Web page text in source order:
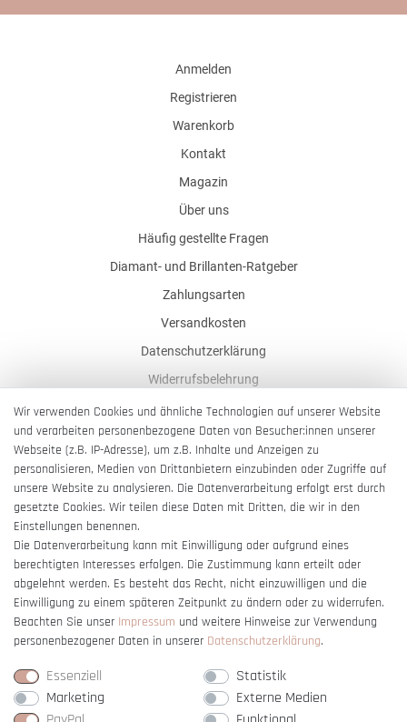
Anmelden
Registrieren
Warenkorb
Kontakt
Magazin
Über uns
Häufig gestellte Fragen
Diamant- und Brillanten-Ratgeber
Zahlungsarten
Versandkosten
Datenschutzerklärung
Widerrufsbelehrung
AGB
Impressum
Barrierefreiheitserklärung
Vertrag widerrufen
Wir verwenden Cookies und ähnliche Technologien auf unserer Website
und verarbeiten personenbezogene Daten von Besucher:innen unserer
Webseite (z.B. IP-Adresse), um z.B. Inhalte und Anzeigen zu
personalisieren, Medien von Drittanbietern einzubinden oder Zugriffe auf
unsere Website zu analysieren. Die Datenverarbeitung erfolgt erst durch
gesetzte Cookies. Wir teilen diese Daten mit Dritten, die wir in den
Einstellungen benennen.
Die Datenverarbeitung kann mit Einwilligung oder aufgrund eines
berechtigten Interesses erfolgen. Die Zustimmung kann erteilt oder
abgelehnt werden. Es besteht das Recht, nicht einzuwilligen und die
Einwilligung zu einem späteren Zeitpunkt zu ändern oder zu widerrufen.
Beachten Sie unser Impressum und weitere Hinweise zur Verwendung
personenbezogener Daten in unserer Daten­schutz­erklärung.
Essenziell
Statistik
Marketing
Externe Medien